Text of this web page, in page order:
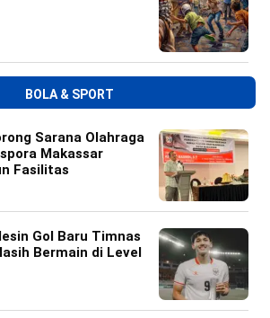
BOLA & SPORT
Sarana Olahraga
Makassar
Fasilitas
Gol Baru Timnas
Bermain di Level